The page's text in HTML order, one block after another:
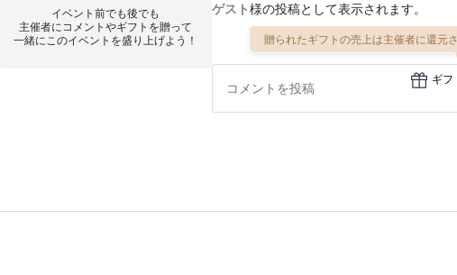
イベント前でも後でも
主催者にコメントやギフトを贈って
一緒にこのイベントを盛り上げよう！
ゲスト様の投稿として表示されます。
贈られたギフトの売上は主催者に還元
ギフ